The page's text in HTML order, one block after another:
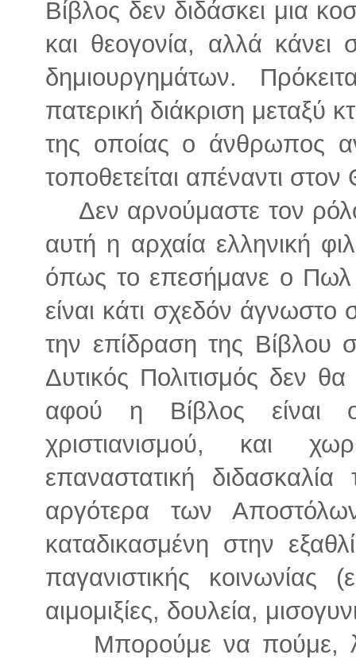
Βίβλος δεν διδάσκει μια
και θεογονία, αλλά κάνει
δημιουργημάτων.
πατερική διάκριση μεταξύ
της οποίας ο άνθρωπος
τοποθετείται απέναντι
Δεν αρνούμαστε τον
αυτή η αρχαία ελληνική
όπως το επεσήμανε ο Πωλ
είναι κάτι σχεδόν άγνωστο
την επίδραση της Βίβλου
Δυτικός Πολιτισμός δεν
αφού η Βίβλος είναι
χριστιανισμού, και
επαναστατική
αργότερα των
καταδικασμένη στην
παγανιστικής κοινωνίας
αιμομιξίες, δουλεία,
Μπορούμε να πούμε,